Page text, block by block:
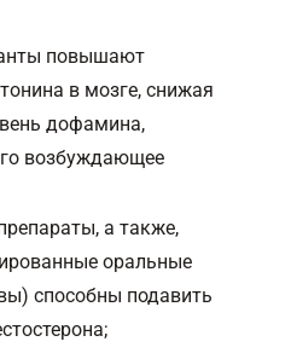
повышают
в мозге, снижая
дофамина,
возбуждающее
а также,
оральные
способны подавить